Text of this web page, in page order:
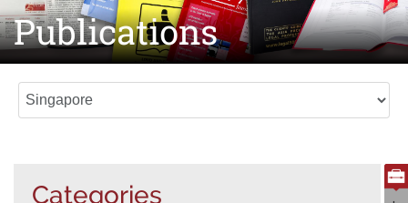
ナレッジセンター
コミュニティーへの回帰
よくある質問
お問い合わせ
Publications
Categories